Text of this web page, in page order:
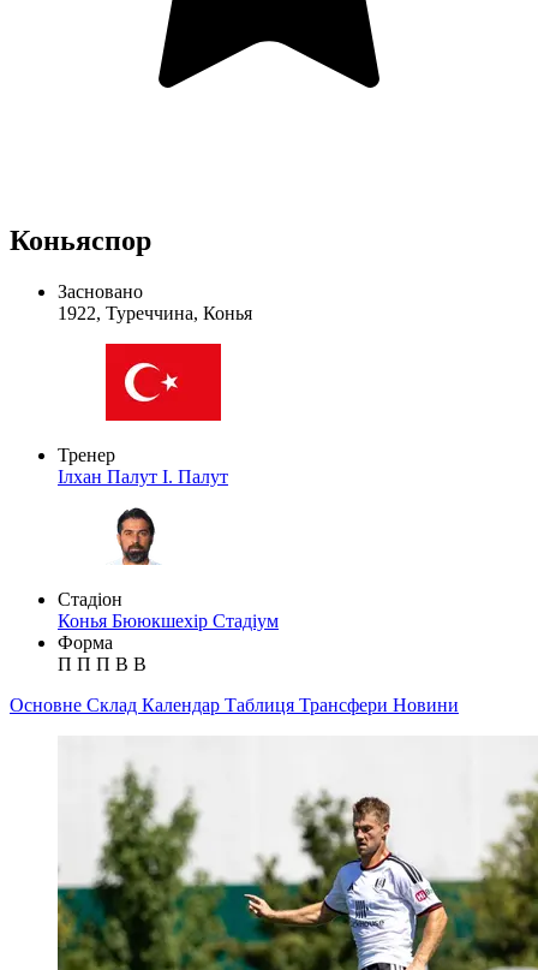
Коньяспор
Засновано
1922, Туреччина, Конья
Тренер
Ілхан Палут І. Палут
Стадіон
Конья Бююкшехір Стадіум
Форма
П П П В В
Основне Склад Календар Таблиця Трансфери Новини